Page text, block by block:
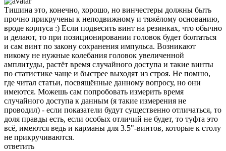
Тишина это, конечно, хорошо, но винчестеры должны быть
прочно прикручены к неподвижному и тяжёлому основанию,
вроде корпуса :) Если подвесить винт на резинках, что обычно
и делают, то при позиционировании головок будет болтаться
и сам винт по закону сохранения импульса. Возникают
никому не нужные колебания головок увеличенной
амплитуды, растёт время случайного доступа и такие винты
по статистике чаще и быстрее выходят из строя. Не помню,
где читал статьи, посвящённые данному вопросу, но они
имеются. Можешь сам попробовать измерить время
случайного доступа к данным (я такие измерения не
проводил) - если показатели будут существенно отличаться, то
доля правды есть, если особых отличий не будет, то туфта это
всё, имеются ведь и карманы для 3.5"-винтов, которые к столу
не прикручиваются.
ответить